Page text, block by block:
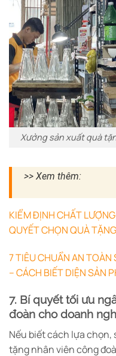
Xưởng sản xuất quà
>> Xem thêm:
KIỂM ĐỊNH CHẤT
QUYẾT CHỌN QUÀ
7 TIÊU CHUẨN AN TOÀN
– CÁCH BIẾT DIỆN SẢN
7. Bí quyết tối ưu
đoàn cho doanh
Nếu biết cách lựa chọn,
tặng nhân viên công